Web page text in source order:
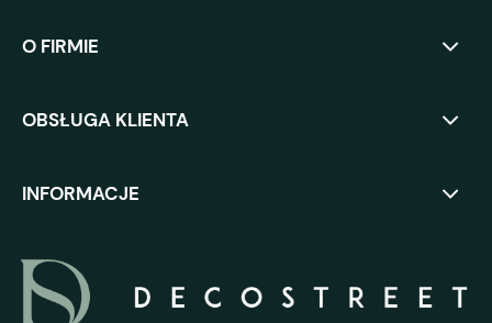
O FIRMIE
OBSŁUGA KLIENTA
INFORMACJE